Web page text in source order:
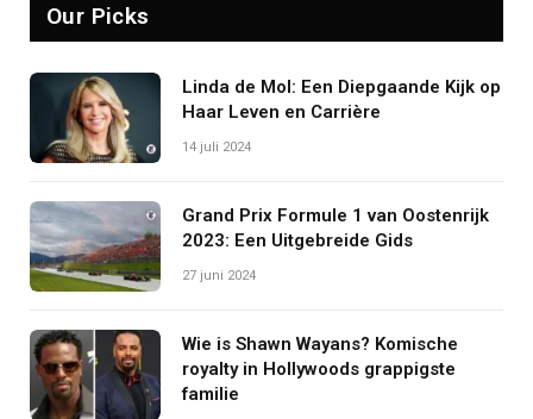
Our Picks
Linda de Mol: Een Diepgaande Kijk op
Haar Leven en Carrière
14 juli 2024
Grand Prix Formule 1 van Oostenrijk
2023: Een Uitgebreide Gids
27 juni 2024
Wie is Shawn Wayans? Komische
royalty in Hollywoods grappigste
familie